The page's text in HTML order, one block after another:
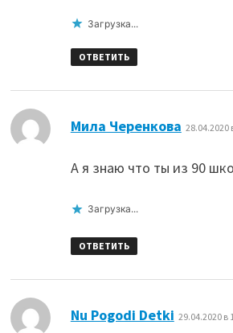
Загрузка...
ОТВЕТИТЬ
Мила Черенкова 28.04.2020
А я знаю что ты из 90
Загрузка...
ОТВЕТИТЬ
Nu Pogodi Detki 29.04.2020 в